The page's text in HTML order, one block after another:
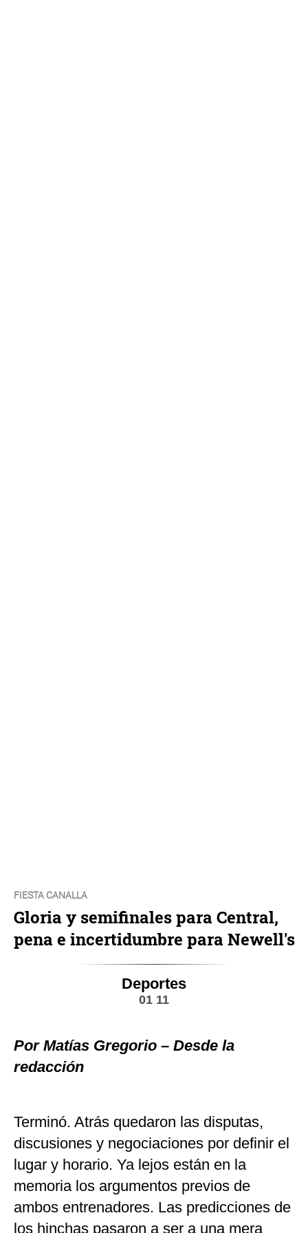
FIESTA CANALLA
Gloria y semifinales para Central,
pena e incertidumbre para Newell's
Deportes
01 11
Por Matías Gregorio – Desde la
redacción
Terminó. Atrás quedaron las disputas,
discusiones y negociaciones por definir el
lugar y horario. Ya lejos están en la
memoria los argumentos previos de
ambos entrenadores. Las predicciones de
los hinchas pasaron a ser a una mera